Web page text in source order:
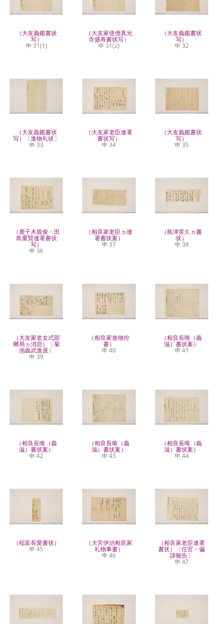
（大友義鑑書状
写）
申 31(1)
（大友家使僧真光
寺盛寿書状写）
申 31(2)
（大友義鑑書状
写）
申 32
（大友義鑑書状
写）〔進物礼状〕
申 33
（大友家老臣連署
書状写）
申 34
（大友義鑑書状
写）
申 35
（鹿子木親俊・田
島重賢連署書状
写）
申 36
（相良家老臣ヵ連
署書状案）
申 37
（島津実久ヵ書
状）
申 38
（大友家老女式部
卿局ヵ消息）〔菊
池義武進退〕
申 39
（相良家進物控
書）
申 40
（相良長唯（義
滋）書状案）
申 41
（相良長唯（義
滋）書状案）
申 42
（相良長唯（義
滋）書状案）
申 43
（相良長唯（義
滋）書状案）
申 44
（稲富長愛書状）
申 45
（大宮伊治相良家
礼物事書）
申 46
（相良家老臣連署
書状）〔任官・偏
諱報告〕
申 47